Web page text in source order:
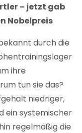
– jetzt gab
Nobelpreis
durch die
ihre
tun sie das?
niedriger,
ein systemischer
regelmäßig die